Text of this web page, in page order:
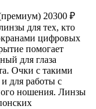
20300 ₽
для тех, кто
цифровых
помогает
для глаза
Очки с такими
для работы с
ношения. Линзы